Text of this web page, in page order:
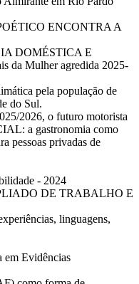
ENCONTRA A
DOMÉSTICA E
da Mulher agredida 2025-
pela população de
do Sul.
2026, o futuro motorista
a gastronomia como
pessoas privadas de
- 2024
DE TRABALHO E
linguagens,
em Evidências